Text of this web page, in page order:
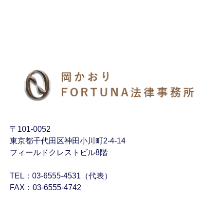
〒101-0052
東京都千代田区神田小川町2-4-14
フィールドクレストビル8階
TEL：03-6555-4531（代表）
FAX：03-6555-4742